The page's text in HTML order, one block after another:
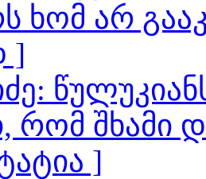
ხომ არ
]
რომ შხამი
]